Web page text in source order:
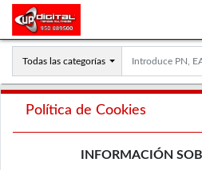
Todas las categorías
Política de Cookies
INFORMACIÓN